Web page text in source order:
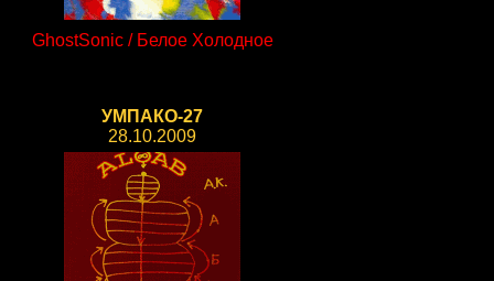
GhostSonic / Белое Холодное
УМПАКО-27
28.10.2009